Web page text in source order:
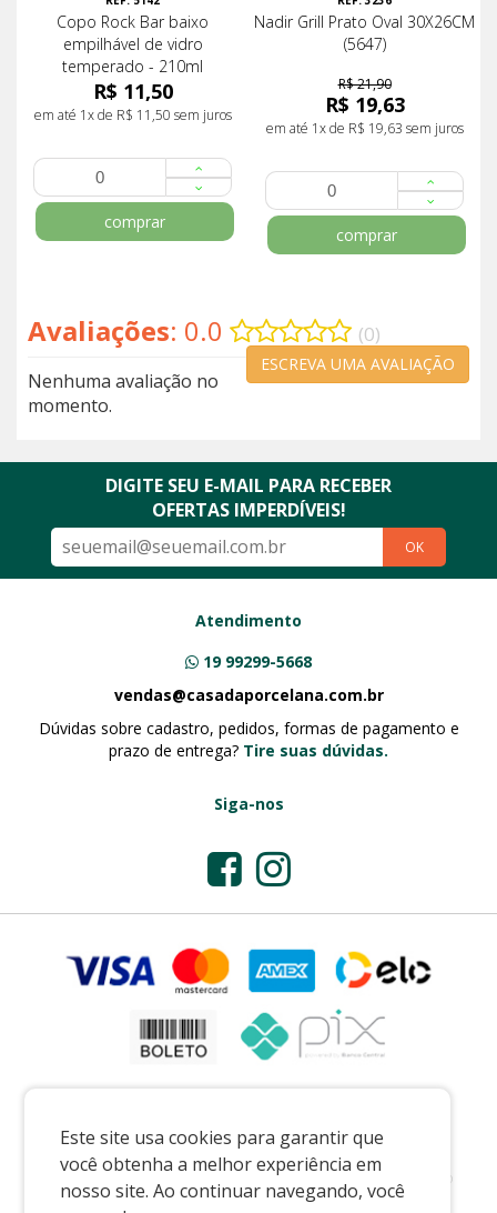
Este site usa cookies para garantir que
você obtenha a melhor experiência em
nosso site. Ao continuar navegando, você
Copo Rock Bar baixo
empilhável de vidro
temperado - 210ml
R$ 11,50
em até 1x de R$ 11,50 sem juros
comprar
Nadir Grill Prato Oval 30X26CM
(5647)
R$ 21,90
R$ 19,63
em até 1x de R$ 19,63 sem juros
comprar
Avaliações: 0.0 (0)
ESCREVA UMA AVALIAÇÃO
Nenhuma avaliação no
momento.
DIGITE SEU E-MAIL PARA RECEBER
OFERTAS IMPERDÍVEIS!
OK
Atendimento
19 99299-5668
vendas@casadaporcelana.com.br
Dúvidas sobre cadastro, pedidos, formas de pagamento e
prazo de entrega? Tire suas dúvidas.
Siga-nos
Preços e condições exclusivos para o casadaporcelana.com.br e para o
televendas, podendo sofrer alterações sem prévia notiﬁcação.